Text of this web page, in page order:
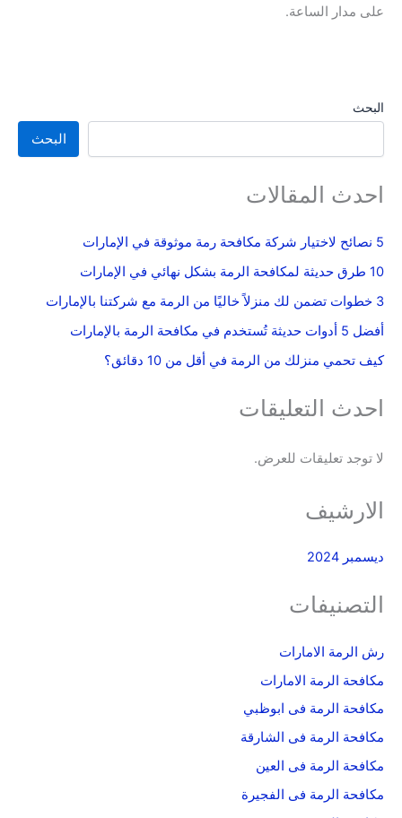
على مدار الساعة.
البحث
البحث
احدث المقالات
5 نصائح لاختيار شركة مكافحة رمة موثوقة في الإمارات
10 طرق حديثة لمكافحة الرمة بشكل نهائي في الإمارات
3 خطوات تضمن لك منزلاً خاليًا من الرمة مع شركتنا بالإمارات
أفضل 5 أدوات حديثة تُستخدم في مكافحة الرمة بالإمارات
كيف تحمي منزلك من الرمة في أقل من 10 دقائق؟
احدث التعليقات
لا توجد تعليقات للعرض.
الارشيف
ديسمبر 2024
التصنيفات
رش الرمة الامارات
مكافحة الرمة الامارات
مكافحة الرمة فى ابوظبي
مكافحة الرمة فى الشارقة
مكافحة الرمة فى العين
مكافحة الرمة فى الفجيرة